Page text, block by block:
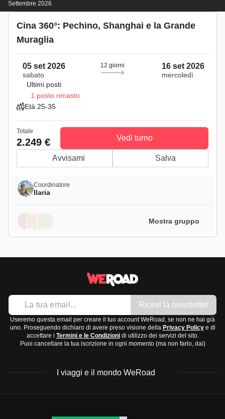
Settembre 2026
Cina 360°: Pechino, Shanghai e la Grande
Muraglia
05 set 2026
sabato
12 giorni 16 set 2026
mercoledì
Ultimi posti
1 posto rimasto
Età 25-35
Totale
2.249 € Vedi turno
Avvisami Salva
Coordinatore
Ilaria
Mostra gruppo
Ricevi la newsletter
Useremo questa email per creare il tuo account WeRoad, se non ne hai già
uno. Proseguendo dichiaro di avere preso visione della Privacy Policye di
accettare i Termini e le Condizionidi utilizzo dei servizi del sito.
Puoi cancellare la tua iscrizione in ogni momento (ma non farlo, dai)
I viaggi e il mondo WeRoad